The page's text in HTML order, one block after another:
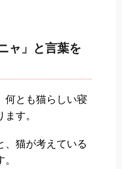
ャ」と言葉を
何とも猫らしい寝
す。
、猫が考えている